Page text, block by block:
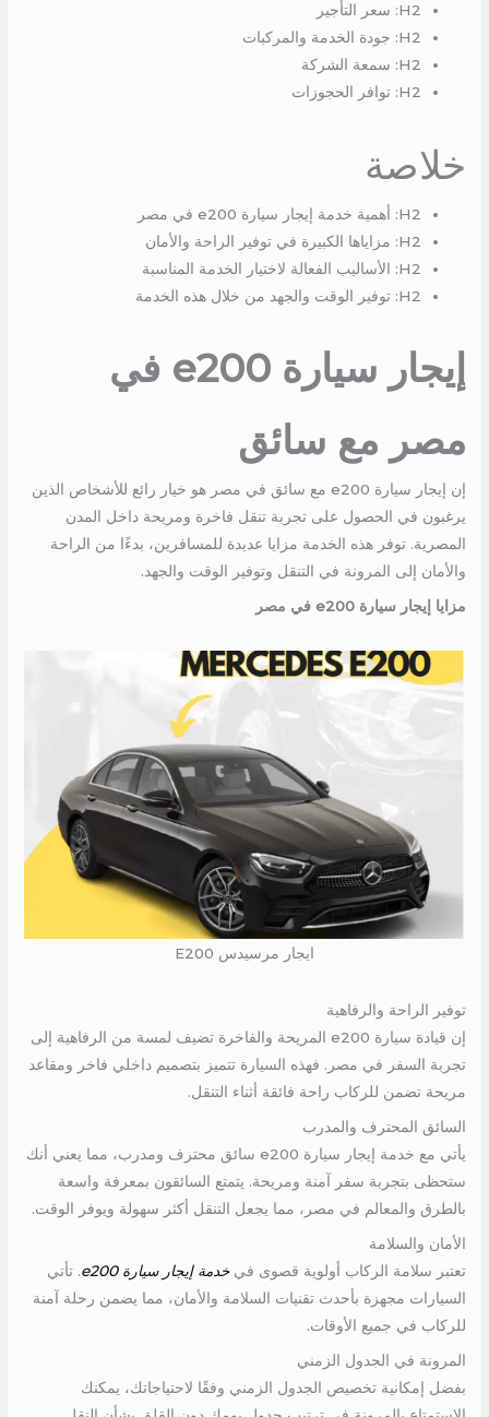
H2: سعر التأجير
H2: جودة الخدمة والمركبات
H2: سمعة الشركة
H2: توافر الحجوزات
خلاصة
H2: أهمية خدمة إيجار سيارة e200 في مصر
H2: مزاياها الكبيرة في توفير الراحة والأمان
H2: الأساليب الفعالة لاختيار الخدمة المناسبة
H2: توفير الوقت والجهد من خلال هذه الخدمة
إيجار سيارة e200 في
مصر مع سائق
إن إيجار سيارة e200 مع سائق في مصر هو خيار رائع للأشخاص الذين
يرغبون في الحصول على تجربة تنقل فاخرة ومريحة داخل المدن
المصرية. توفر هذه الخدمة مزايا عديدة للمسافرين، بدءًا من الراحة
والأمان إلى المرونة في التنقل وتوفير الوقت والجهد.
مزايا إيجار سيارة e200 في مصر
ايجار مرسيدس E200
توفير الراحة والرفاهية
إن قيادة سيارة e200 المريحة والفاخرة تضيف لمسة من الرفاهية إلى
تجربة السفر في مصر. فهذه السيارة تتميز بتصميم داخلي فاخر ومقاعد
مريحة تضمن للركاب راحة فائقة أثناء التنقل.
السائق المحترف والمدرب
يأتي مع خدمة إيجار سيارة e200 سائق محترف ومدرب، مما يعني أنك
ستحظى بتجربة سفر آمنة ومريحة. يتمتع السائقون بمعرفة واسعة
بالطرق والمعالم في مصر، مما يجعل التنقل أكثر سهولة ويوفر الوقت.
الأمان والسلامة
تعتبر سلامة الركاب أولوية قصوى فيخدمة إيجار سيارة e200
. تأتي
السيارات مجهزة بأحدث تقنيات السلامة والأمان، مما يضمن رحلة آمنة
للركاب في جميع الأوقات.
المرونة في الجدول الزمني
بفضل إمكانية تخصيص الجدول الزمني وفقًا لاحتياجاتك، يمكنك